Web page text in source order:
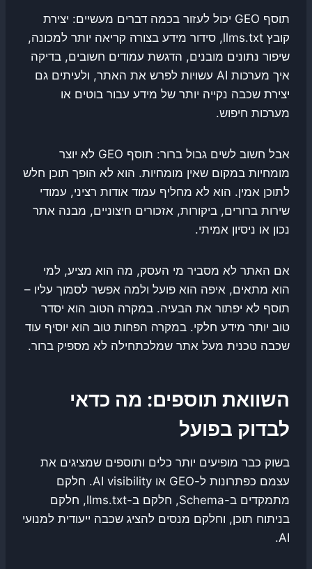
תוסף GEO יכול לעזור בכמה דברים מעשיים: יצירת
קובץ llms.txt, סידור מידע בצורה קריאה יותר למכונה,
שיפור נתונים מובנים, הדגשת עמודים חשובים, בדיקה
איך מערכות AI עשויות לפרש את האתר, ולעיתים גם
יצירת שכבה נקייה יותר של מידע עבור בוטים או
מערכות חיפוש.
אבל חשוב לשים גבול ברור: תוסף GEO לא יוצר
מומחיות במקום שאין מומחיות. הוא לא הופך תוכן חלש
לתוכן אמין. הוא לא מחליף עמוד אודות רציני, עמודי
שירות ברורים, ביקורות, אזכורים חיצוניים, מבנה אתר
נכון או ניסיון אמיתי.
אם האתר לא מסביר מי העסק, מה הוא מציע, למי
הוא מתאים, איפה הוא פועל ולמה אפשר לסמוך עליו –
תוסף לא יפתור את הבעיה. במקרה הטוב הוא יסדר
טוב יותר מידע חלקי. במקרה הפחות טוב הוא יוסיף עוד
שכבה טכנית מעל אתר שמלכתחילה לא מספיק ברור.
השוואת תוספים: מה כדאי
לבדוק בפועל
בשוק כבר מופיעים יותר כלים ותוספים שמציגים את
עצמם כפתרונות ל-GEO או AI visibility. חלקם
מתמקדים ב-Schema, חלקם ב-llms.txt, חלקם
בניתוח תוכן, וחלקם מנסים להציג שכבה ייעודית למנועי
AI.